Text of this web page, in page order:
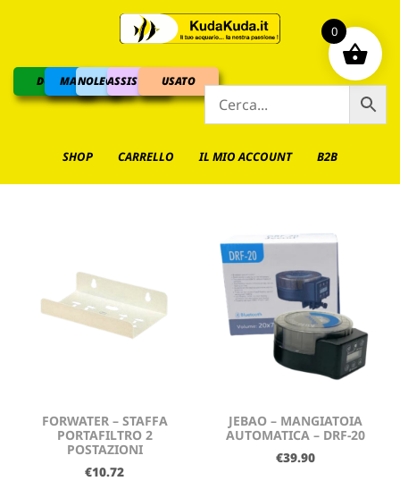
DOLCEMARINO
NOLEGGIOASSISTENZAUSATO
SHOP CARRELLO IL MIO ACCOUNT B2B
FORWATER – STAFFA
PORTAFILTRO 2
POSTAZIONI
€10.72
JEBAO – MANGIATOIA
AUTOMATICA – DRF-20
€39.90
0